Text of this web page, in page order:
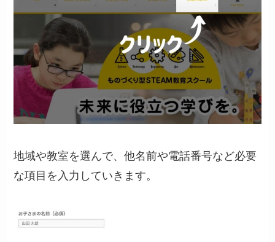
地域や教室を選んで、他名前や電話番号など必要
な項目を入力していきます。